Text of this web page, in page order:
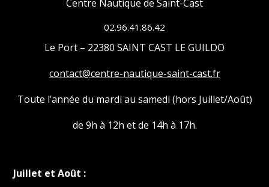
Centre Nautique de Saint-Cast
02.96.41.86.42
Le Port – 22380 SAINT CAST LE GUILDO
contact@centre-nautique-saint-cast.fr
Toute l’année du mardi au samedi (hors Juillet/Août)
de 9h à 12h et de 14h à 17h.
Juillet et Août :